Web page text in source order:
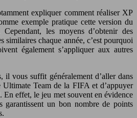
expliquer comment réaliser XP
exemple pratique cette version du
les moyens d’obtenir des
similaires chaque année, c’est pourquoi
également s’appliquer aux autres
il vous suffit généralement d’aller dans
Team de la FIFA et d’appuyer
effet, le jeu met souvent en évidence
un bon nombre de points